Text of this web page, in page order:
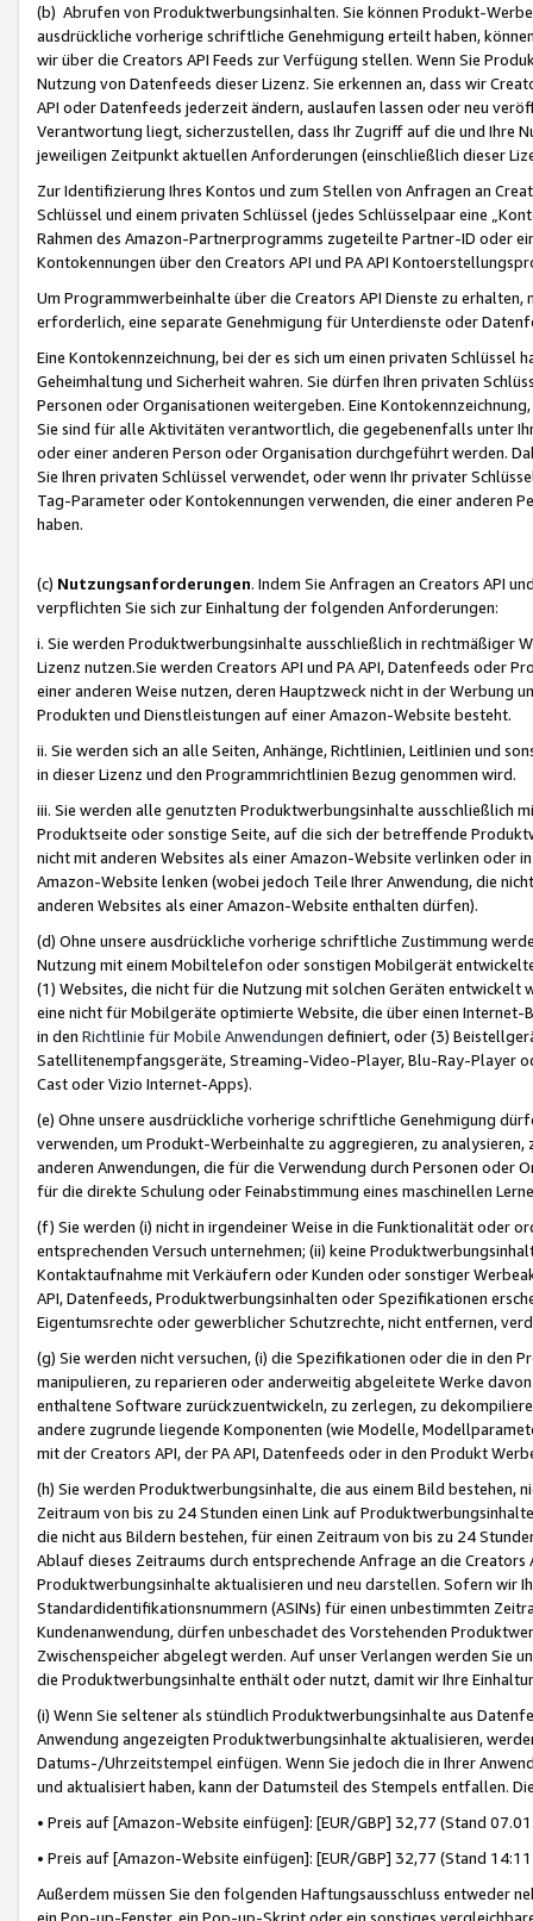
(b) Abrufen von Produktwerbungsinhalten. Sie können Produkt-
ausdrückliche vorherige schriftliche Genehmigung erteilt haben,
wir über die Creators API Feeds zur Verfügung stellen. Wenn Sie
Nutzung von Datenfeeds dieser Lizenz. Sie erkennen an, dass wir
API oder Datenfeeds jederzeit ändern, auslaufen lassen oder neu
Verantwortung liegt, sicherzustellen, dass Ihr Zugriff auf die und Ihre
jeweiligen Zeitpunkt aktuellen Anforderungen (einschließlich dieser
Zur Identifizierung Ihres Kontos und zum Stellen von Anfragen an
Schlüssel und einem privaten Schlüssel (jedes Schlüsselpaar eine
Rahmen des Amazon-Partnerprogramms zugeteilte Partner-ID oder
Kontokennungen über den Creators API und PA API
Um Programmwerbeinhalte über die Creators API Dienste zu
erforderlich, eine separate Genehmigung für Unterdienste oder
Eine Kontokennzeichnung, bei der es sich um einen privaten
Geheimhaltung und Sicherheit wahren. Sie dürfen Ihren privaten
Personen oder Organisationen weitergeben. Eine
Sie sind für alle Aktivitäten verantwortlich, die gegebenenfalls unter
oder einer anderen Person oder Organisation durchgeführt werden.
Sie Ihren privaten Schlüssel verwendet, oder wenn Ihr privater
Tag-Parameter oder Kontokennungen verwenden, die einer anderen
haben.
(c) Nutzungsanforderungen. Indem Sie Anfragen an Creators API
verpflichten Sie sich zur Einhaltung der folgenden Anforderungen:
i. Sie werden Produktwerbungsinhalte ausschließlich in rechtmäßiger
Lizenz nutzen.Sie werden Creators API und PA API, Datenfeeds oder
einer anderen Weise nutzen, deren Hauptzweck nicht in der Werbung
Produkten und Dienstleistungen auf einer Amazon-Website besteht.
ii. Sie werden sich an alle Seiten, Anhänge, Richtlinien, Leitlinien und
in dieser Lizenz und den Programmrichtlinien Bezug genommen wird.
iii. Sie werden alle genutzten Produktwerbungsinhalte ausschließlich
Produktseite oder sonstige Seite, auf die sich der betreffende
nicht mit anderen Websites als einer Amazon-Website verlinken oder
Amazon-Website lenken (wobei jedoch Teile Ihrer Anwendung, die
anderen Websites als einer Amazon-Website enthalten dürfen).
(d) Ohne unsere ausdrückliche vorherige schriftliche Zustimmung
Nutzung mit einem Mobiltelefon oder sonstigen Mobilgerät
(1) Websites, die nicht für die Nutzung mit solchen Geräten
eine nicht für Mobilgeräte optimierte Website, die über einen
in den Richtlinie für Mobile Anwendungen definiert, oder (3)
Satellitenempfangsgeräte, Streaming-Video-Player, Blu-Ray-Player
Cast oder Vizio Internet-Apps).
(e) Ohne unsere ausdrückliche vorherige schriftliche Genehmigung
verwenden, um Produkt-Werbeinhalte zu aggregieren, zu
anderen Anwendungen, die für die Verwendung durch Personen
für die direkte Schulung oder Feinabstimmung eines maschinellen
(f) Sie werden (i) nicht in irgendeiner Weise in die Funktionalität oder
entsprechenden Versuch unternehmen; (ii) keine
Kontaktaufnahme mit Verkäufern oder Kunden oder sonstiger
API, Datenfeeds, Produktwerbungsinhalten oder Spezifikationen
Eigentumsrechte oder gewerblicher Schutzrechte, nicht entfernen,
(g) Sie werden nicht versuchen, (i) die Spezifikationen oder die in
manipulieren, zu reparieren oder anderweitig abgeleitete Werke
enthaltene Software zurückzuentwickeln, zu zerlegen, zu
andere zugrunde liegende Komponenten (wie Modelle,
mit der Creators API, der PA API, Datenfeeds oder in den Produkt
(h) Sie werden Produktwerbungsinhalte, die aus einem Bild bestehen,
Zeitraum von bis zu 24 Stunden einen Link auf
die nicht aus Bildern bestehen, für einen Zeitraum von bis zu 24
Ablauf dieses Zeitraums durch entsprechende Anfrage an die
Produktwerbungsinhalte aktualisieren und neu darstellen. Sofern wir
Standardidentifikationsnummern (ASINs) für einen unbestimmten
Kundenanwendung, dürfen unbeschadet des Vorstehenden
Zwischenspeicher abgelegt werden. Auf unser Verlangen werden Sie
die Produktwerbungsinhalte enthält oder nutzt, damit wir Ihre
(i) Wenn Sie seltener als stündlich Produktwerbungsinhalte aus
Anwendung angezeigten Produktwerbungsinhalte aktualisieren,
Datums-/Uhrzeitstempel einfügen. Wenn Sie jedoch die in Ihrer
und aktualisiert haben, kann der Datumsteil des Stempels entfallen.
• Preis auf [Amazon-Website einfügen]: [EUR/GBP] 32,77 (Stand
• Preis auf [Amazon-Website einfügen]: [EUR/GBP] 32,77 (Stand
Außerdem müssen Sie den folgenden Haftungsausschluss entweder
ein Pop-up-Fenster, ein Pop-up-Skript oder ein sonstiges